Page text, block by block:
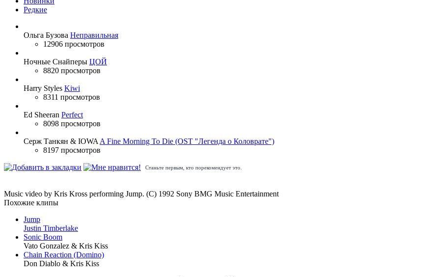
Редкие
Ольга Бузова Неправильная
12906 просмотров
Ночные Снайперы ЦОЙ
8820 просмотров
Harry Styles Kiwi
8311 просмотров
Ed Sheeran Perfect
8098 просмотров
Серж Танкян & IOWA A Fine Morning To Die (OST "Легенда о Коловрате")
8197 просмотров
Станьте первым, кто порекомендует это.
Music video by Kris Kross performing Jump. (C) 1992 Sony BMG Music Entertainment
Похожие клипы
Jump
Justin Timberlake
Sonic Boom
Vato Gonzalez & Kris Kiss
Chain Reaction (Domino)
Don Diablo & Kris Kiss